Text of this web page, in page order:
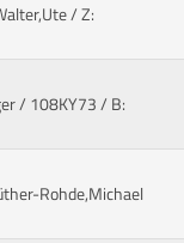
/ Z:
/ 108KY73 / B:
Rohde,Michael